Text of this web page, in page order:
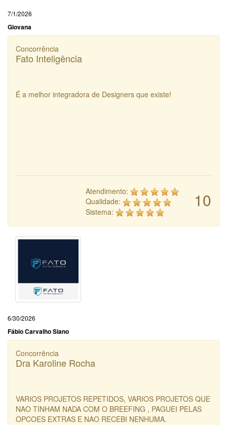
7/1/2026
Giovana
Concorrência
Fato Inteligência
É a melhor integradora de Designers que existe!
10
Atendimento:
Qualidade:
Sistema:
6/30/2026
Fábio Carvalho Siano
Concorrência
Dra Karoline Rocha
VARIOS PROJETOS REPETIDOS, VARIOS PROJETOS QUE
NAO TINHAM NADA COM O BREEFING , PAGUEI PELAS
OPCOES EXTRAS E NAO RECEBI NENHUMA.